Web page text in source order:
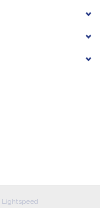
Lightspeed